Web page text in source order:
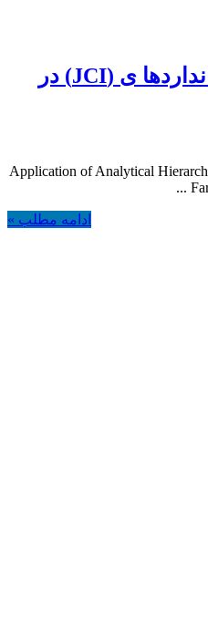
مقاله؛ ارزیابی كيفيت خدمات و رتبه بندی دپارتمان تصویر برداری بیمارستان ها ی منتخب شهر تهران بر اساس استانداردها ی (JCI) در
Application of Analytical
ادامه مطلب »